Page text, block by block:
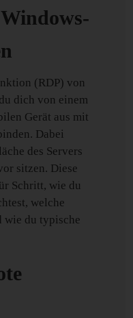
(RDP) von
dich von einem
Gerät aus mit
Dabei
des Servers
sitzen. Diese
Schritt, wie du
welche
wie du typische